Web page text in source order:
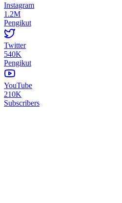
Instagram
1.2M
Pengikut
Twitter
540K
Pengikut
YouTube
210K
Subscribers